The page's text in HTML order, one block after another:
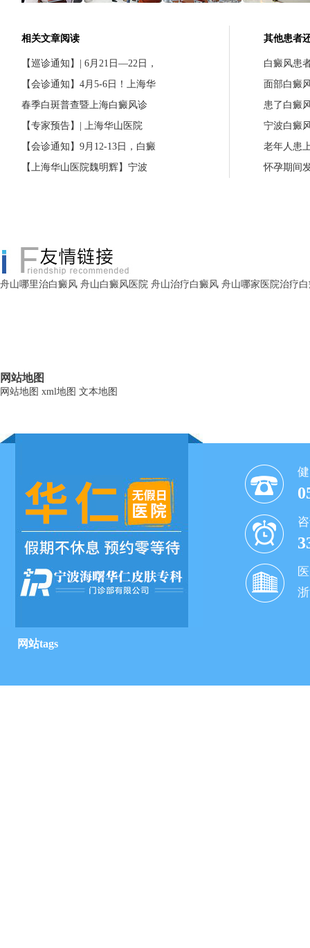
相关文章阅读
【巡诊通知】| 6月21日—22日，
【会诊通知】4月5-6日！上海华
春季白斑普查暨上海白癜风诊
【专家预告】| 上海华山医院
【会诊通知】9月12-13日，白癜
【上海华山医院魏明辉】宁波
其他患者
白癜风患
面部白癜
患了白癜
宁波白癜
老年人患
怀孕期间
舟山哪里治白癜风 舟山白癜风医院 舟山治疗白癜风 舟山哪家医院治疗
网站地图
网站地图 xml地图 文本地图
网站tags